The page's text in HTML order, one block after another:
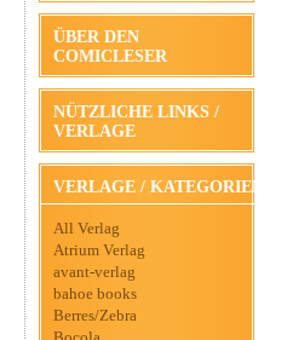
ÜBER DEN
COMICLESER
NÜTZLICHE LINKS /
VERLAGE
VERLAGE / KATEGORIEN
All Verlag
Atrium Verlag
avant-verlag
bahoe books
Berres/Zebra